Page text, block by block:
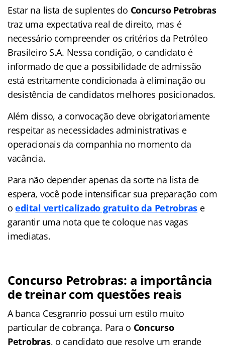
Estar na lista de suplentes do Concurso Petrobras
traz uma expectativa real de direito, mas é
necessário compreender os critérios da Petróleo
Brasileiro S.A. Nessa condição, o candidato é
informado de que a possibilidade de admissão
está estritamente condicionada à eliminação ou
desistência de candidatos melhores posicionados.
Além disso, a convocação deve obrigatoriamente
respeitar as necessidades administrativas e
operacionais da companhia no momento da
vacância.
Para não depender apenas da sorte na lista de
espera, você pode intensificar sua preparação com
oedital verticalizado gratuito da Petrobras e
garantir uma nota que te coloque nas vagas
imediatas.
Concurso Petrobras: a importância
de treinar com questões reais
A banca Cesgranrio possui um estilo muito
particular de cobrança. Para o Concurso
Petrobras, o candidato que resolve um grande